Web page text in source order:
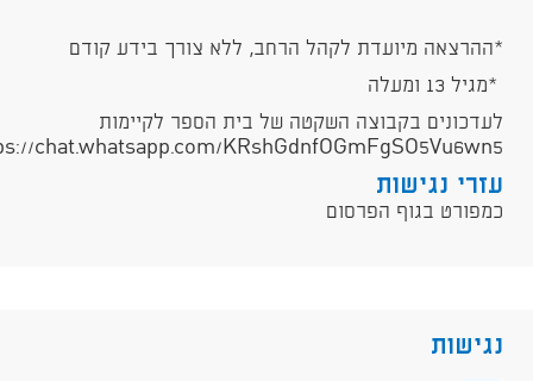
*ההרצאה מיועדת לקהל הרחב, ללא צורך בידע קודם
*מגיל 13 ומעלה
לעדכונים בקבוצה השקטה של בית הספר לקיימות
chat.whatsapp.com/KRshGdnfOGmFgSO5Vu6wn5
עזרי נגישות
כמפורט בגוף הפרסום
נגישות